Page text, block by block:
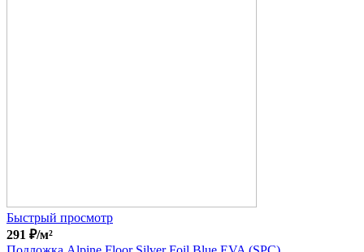
Быстрый просмотр
291 ₽/м²